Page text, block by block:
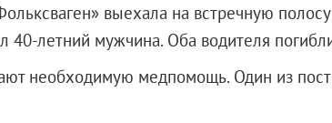
выехала на встречную
40-летний мужчина. Оба водителя
необходимую медпомощь. Один из